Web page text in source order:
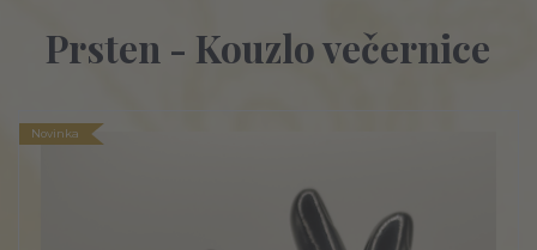
Prsten - Kouzlo večernice
Novinka